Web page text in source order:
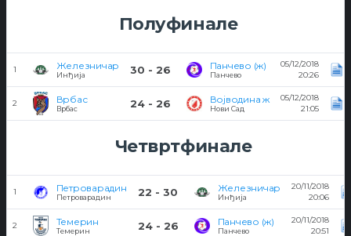
Полуфинале
1 Железничар
Инђија 30 - 26 Панчево (ж)
Панчево
05/12/2018
20:26
2 Врбас
Врбас 24 - 26 Војводина ж
Нови Сад
05/12/2018
21:05
Четвртфинале
1 Петроварадин
Петроварадин 22 - 30 Железничар
Инђија
20/11/2018
20:06
2 Темерин
Темерин 24 - 26 Панчево (ж)
Панчево
20/11/2018
20:51